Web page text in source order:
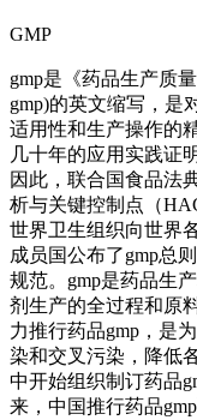
GMP
gmp是《药品生产质量
gmp)的英文缩写，是
适用性和生产操作的
几十年的应用实践证
因此，联合国食品法
析与关键控制点（
世界卫生组织向世界
成员国公布了gmp总
规范。gmp是药品生
剂生产的全过程和原
力推行药品gmp，是
染和交叉污染，降低
中开始组织制订药品
来，中国推行药品